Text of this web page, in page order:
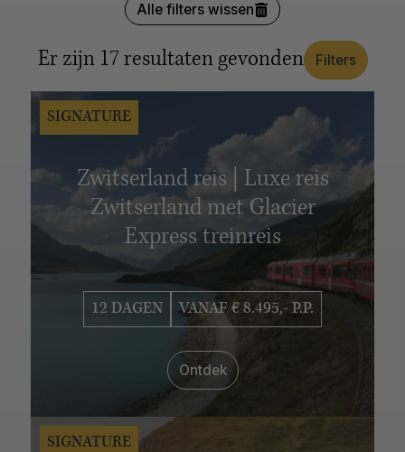
Thailand Zuid-Afrika
Botswana
IJsland
Colombia
Tanzania
Alle opties tonen
Adventure Boutique Signature
Familiereizen
Natuur
Treinreizen Safari Culinair
Zelf rijden
Geschiedenis
National Geographic Expeditions
Groepsreizen
Huwelijksreizen
Wellness
Expeditiecruises
Alle filters wissen
Er zijn 17 resultaten gevonden Filters
Zwitserland reis | Luxe reis
Zwitserland met Glacier
Express treinreis
12 DAGEN VANAF € 8.495,- P.P.
Ontdek
SIGNATURE
SIGNATURE